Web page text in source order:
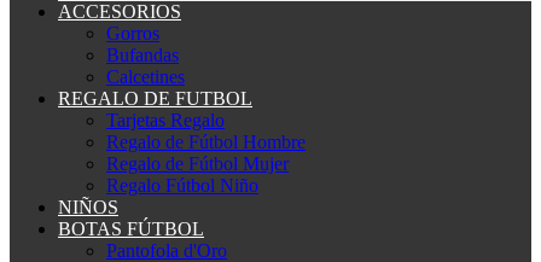
ACCESORIOS
Gorros
Bufandas
Calcetines
REGALO DE FUTBOL
Tarjetas Regalo
Regalo de Fútbol Hombre
Regalo de Fútbol Mujer
Regalo Fútbol Niño
NIÑOS
BOTAS FÚTBOL
Pantofola d'Oro